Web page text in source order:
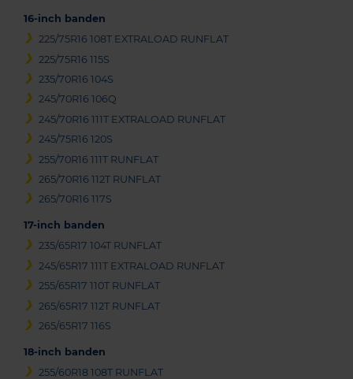
16-inch banden
225/75R16 108T EXTRALOAD RUNFLAT
225/75R16 115S
235/70R16 104S
245/70R16 106Q
245/70R16 111T EXTRALOAD RUNFLAT
245/75R16 120S
255/70R16 111T RUNFLAT
265/70R16 112T RUNFLAT
265/70R16 117S
17-inch banden
235/65R17 104T RUNFLAT
245/65R17 111T EXTRALOAD RUNFLAT
255/65R17 110T RUNFLAT
265/65R17 112T RUNFLAT
265/65R17 116S
18-inch banden
255/60R18 108T RUNFLAT